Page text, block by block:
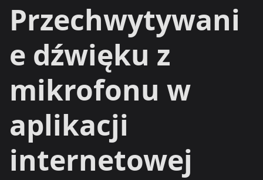
Przechwytywani
e dźwięku z
mikrofonu w
aplikacji
internetowej